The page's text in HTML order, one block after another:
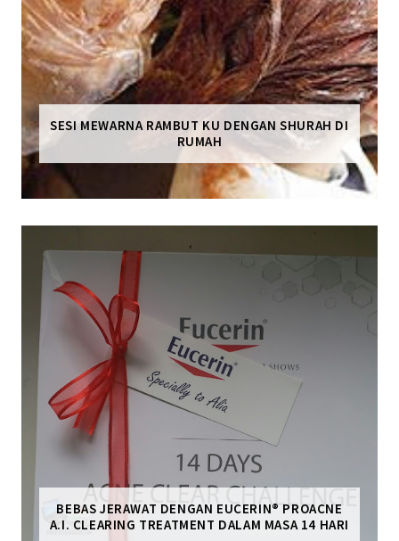
SESI MEWARNA RAMBUT KU DENGAN SHURAH DI
RUMAH
BEBAS JERAWAT DENGAN EUCERIN® PROACNE
A.I. CLEARING TREATMENT DALAM MASA 14 HARI